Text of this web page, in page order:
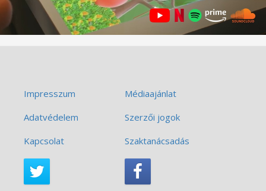
Impresszum
Médiaajánlat
Adatvédelem
Szerzői jogok
Kapcsolat
Szaktanácsadás